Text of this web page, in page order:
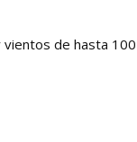
de hasta